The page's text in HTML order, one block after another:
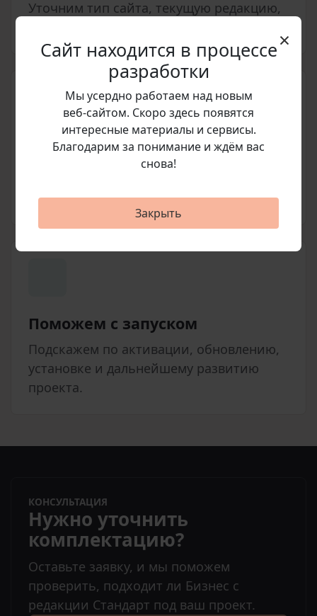
Уточним тип сайта, текущую редакцию,
Подготовим счет
условия покупки перед оплатой.
Поможем с запуском
Подскажем по активации, обновлению,
установке и дальнейшему развитию
проекта.
КОНСУЛЬТАЦИЯ
Нужно уточнить
комплектацию?
Оставьте заявку, и мы поможем
проверить, подходит ли Бизнес с
редакции Стандарт под ваш проект.
×
Сайт находится в процессе
разработки
Мы усердно работаем над новым
веб‑сайтом. Скоро здесь появятся
интересные материалы и сервисы.
Благодарим за понимание и ждём вас
снова!
Закрыть